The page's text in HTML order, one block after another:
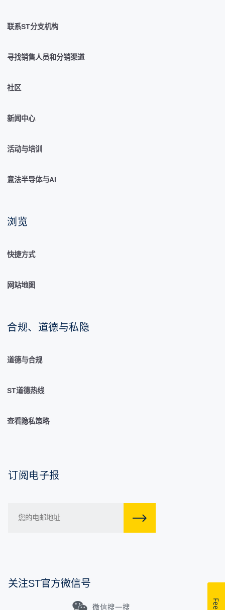
联系ST分支机构
寻找销售人员和分销渠道
社区
新闻中心
活动与培训
意法半导体与AI
浏览
快捷方式
网站地图
合规、道德与私隐
道德与合规
ST道德热线
查看隐私策略
订阅电子报
关注ST官方微信号
微信搜一搜